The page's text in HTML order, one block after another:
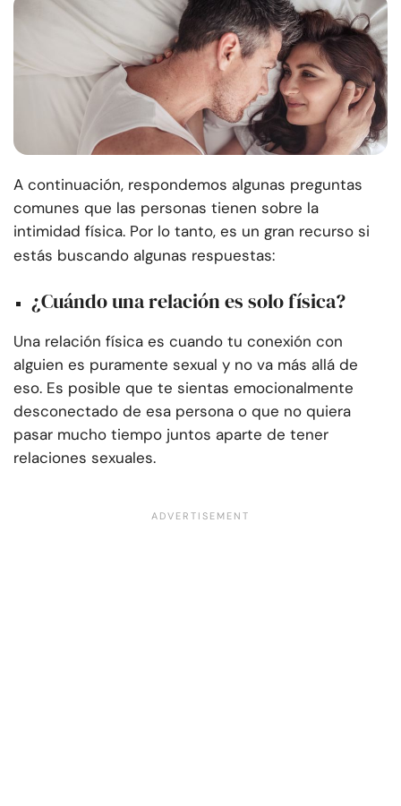
A continuación, respondemos algunas preguntas
comunes que las personas tienen sobre la
intimidad física. Por lo tanto, es un gran recurso si
estás buscando algunas respuestas:
¿Cuándo una relación es solo física?
Una relación física es cuando tu conexión con
alguien es puramente sexual y no va más allá de
eso. Es posible que te sientas emocionalmente
desconectado de esa persona o que no quiera
pasar mucho tiempo juntos aparte de tener
relaciones sexuales.